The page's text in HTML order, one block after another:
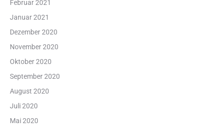
Februar 2021
Januar 2021
Dezember 2020
November 2020
Oktober 2020
September 2020
August 2020
Juli 2020
Mai 2020